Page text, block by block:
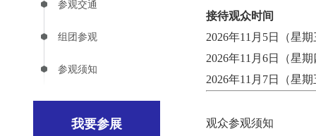
参观交通
组团参观
参观须知
我要参展
接待观众时间
2026年11月5日（星期
2026年11月6日（星期
2026年11月7日（星期
观众参观须知